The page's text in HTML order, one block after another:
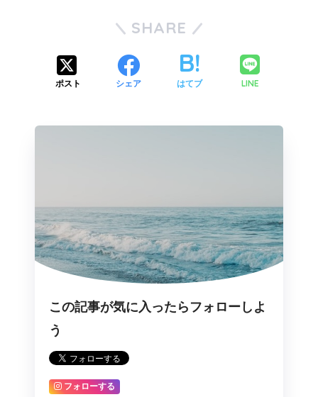
SHARE
ポスト シェア はてブ LINE
この記事が気に入ったらフォローしよ
う
フォローする